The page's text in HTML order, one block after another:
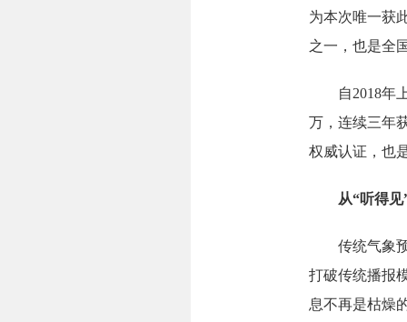
为本次唯一获
之一，也是全
自2018年上
万，连续三年
权威认证，也
从“听得见”
传统气象预
打破传统播报
息不再是枯燥